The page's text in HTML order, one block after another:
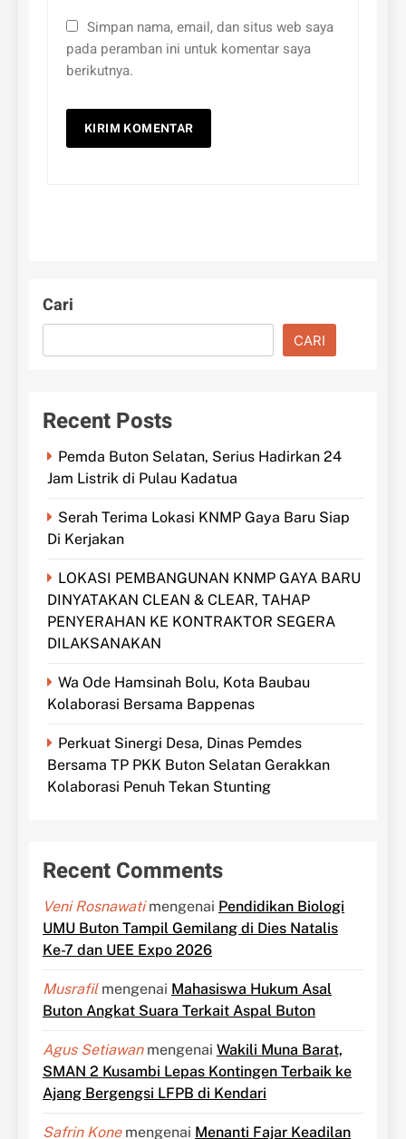
Simpan nama, email, dan situs web saya
pada peramban ini untuk komentar saya
berikutnya.
Cari
CARI
Recent Posts
Pemda Buton Selatan, Serius Hadirkan 24
Jam Listrik di Pulau Kadatua
Serah Terima Lokasi KNMP Gaya Baru Siap
Di Kerjakan
LOKASI PEMBANGUNAN KNMP GAYA BARU
DINYATAKAN CLEAN & CLEAR, TAHAP
PENYERAHAN KE KONTRAKTOR SEGERA
DILAKSANAKAN
Wa Ode Hamsinah Bolu, Kota Baubau
Kolaborasi Bersama Bappenas
Perkuat Sinergi Desa, Dinas Pemdes
Bersama TP PKK Buton Selatan Gerakkan
Kolaborasi Penuh Tekan Stunting
Recent Comments
Veni Rosnawatimengenai Pendidikan Biologi
UMU Buton Tampil Gemilang di Dies Natalis
Ke-7 dan UEE Expo 2026
Musrafilmengenai Mahasiswa Hukum Asal
Buton Angkat Suara Terkait Aspal Buton
Agus Setiawanmengenai Wakili Muna Barat,
SMAN 2 Kusambi Lepas Kontingen Terbaik ke
Ajang Bergengsi LFPB di Kendari
Safrin Konemengenai Menanti Fajar Keadilan